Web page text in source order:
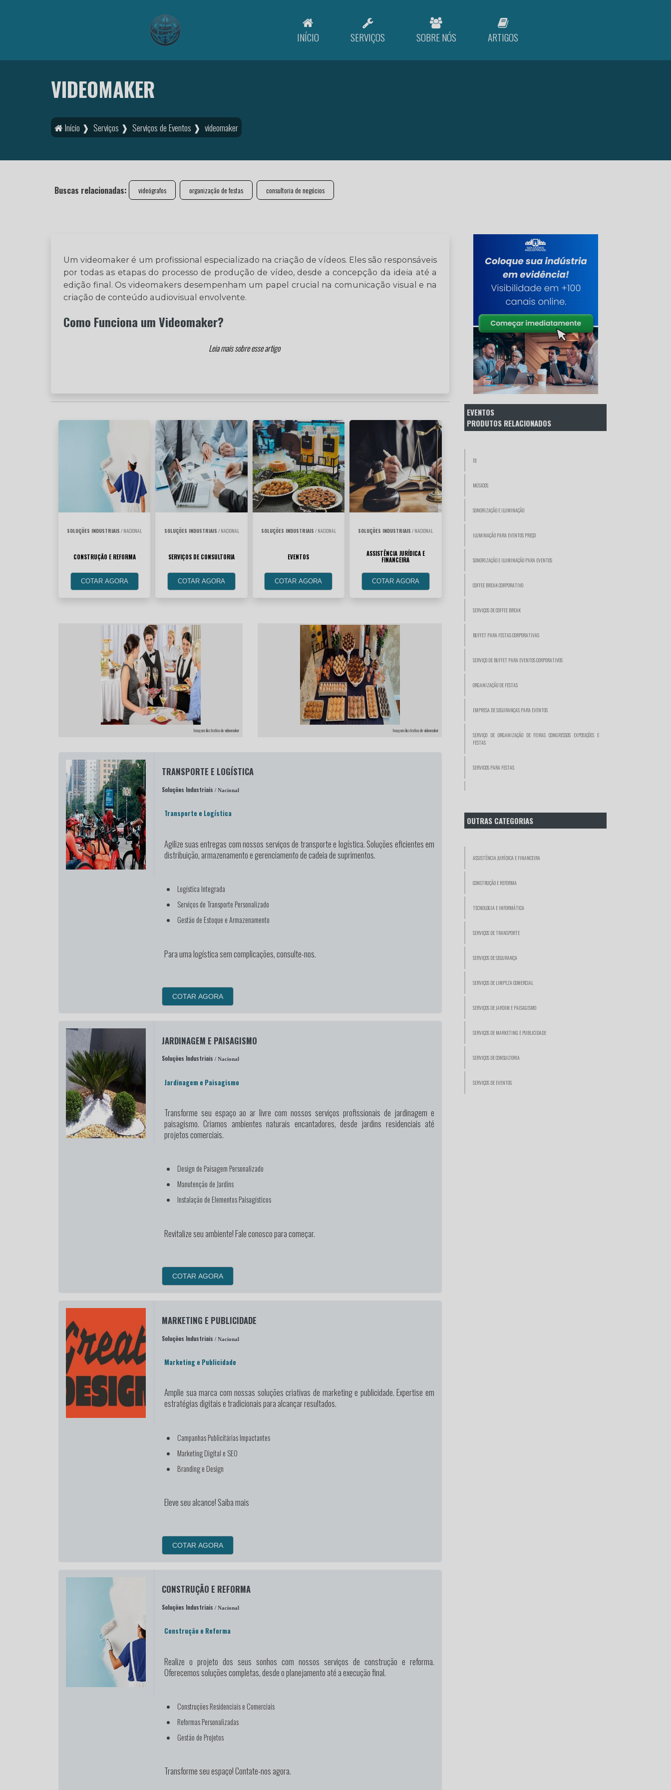
INÍCIO SERVIÇOS SOBRE NÓS ARTIGOS
VIDEOMAKER
Início ❱ Serviços ❱ Serviços de Eventos ❱ videomaker
Buscas relacionadas: videógrafos organização de festas consultoria de negócios
Um videomaker é um profissional especializado na criação de vídeos. Eles são responsáveis
por todas as etapas do processo de produção de vídeo, desde a concepção da ideia até a
edição final. Os videomakers desempenham um papel crucial na comunicação visual e na
criação de conteúdo audiovisual envolvente.
Como Funciona um Videomaker?
SOLUÇÕES INDUSTRIAIS / NACIONAL
CONSTRUÇÃO E REFORMA
COTAR AGORA
SOLUÇÕES INDUSTRIAIS / NACIONAL
SERVIÇOS DE CONSULTORIA
COTAR AGORA
SOLUÇÕES INDUSTRIAIS / NACIONAL
EVENTOS
COTAR AGORA
SOLUÇÕES INDUSTRIAIS / NACIONAL
ASSISTÊNCIA JURÍDICA E
FINANCEIRA
COTAR AGORA
Imagem ilustrativa de videomaker Imagem ilustrativa de videomaker
TRANSPORTE E LOGÍSTICA
Soluções Industriais / Nacional
Transporte e Logística
Agilize suas entregas com nossos serviços de transporte e logística. Soluções eficientes em
distribuição, armazenamento e gerenciamento de cadeia de suprimentos.
Logística Integrada
Serviços de Transporte Personalizado
Gestão de Estoque e Armazenamento
Para uma logística sem complicações, consulte-nos.
COTAR AGORA
JARDINAGEM E PAISAGISMO
Soluções Industriais / Nacional
Jardinagem e Paisagismo
Transforme seu espaço ao ar livre com nossos serviços profissionais de jardinagem e
paisagismo. Criamos ambientes naturais encantadores, desde jardins residenciais até
projetos comerciais.
Design de Paisagem Personalizado
Manutenção de Jardins
Instalação de Elementos Paisagísticos
Revitalize seu ambiente! Fale conosco para começar.
COTAR AGORA
MARKETING E PUBLICIDADE
Soluções Industriais / Nacional
Marketing e Publicidade
Amplie sua marca com nossas soluções criativas de marketing e publicidade. Expertise em
estratégias digitais e tradicionais para alcançar resultados.
Campanhas Publicitárias Impactantes
Marketing Digital e SEO
Branding e Design
Eleve seu alcance! Saiba mais
COTAR AGORA
CONSTRUÇÃO E REFORMA
Soluções Industriais / Nacional
Construção e Reforma
Realize o projeto dos seus sonhos com nossos serviços de construção e reforma.
Oferecemos soluções completas, desde o planejamento até a execução final.
Construções Residenciais e Comerciais
Reformas Personalizadas
Gestão de Projetos
Transforme seu espaço! Contate-nos agora.
EVENTOS
PRODUTOS RELACIONADOS
DJ
MÚSICOS
SONORIZAÇÃO E ILUMINAÇÃO
ILUMINAÇÃO PARA EVENTOS PREÇO
SONORIZAÇÃO E ILUMINAÇÃO PARA EVENTOS
COFFEE BREAK CORPORATIVO
SERVIÇOS DE COFFEE BREAK
BUFFET PARA FESTAS CORPORATIVAS
SERVIÇO DE BUFFET PARA EVENTOS CORPORATIVOS
ORGANIZAÇÃO DE FESTAS
EMPRESA DE SEGURANÇAS PARA EVENTOS
SERVIÇO DE ORGANIZAÇÃO DE FEIRAS CONGRESSOS EXPOSIÇÕES E
FESTAS
SERVICOS PARA FESTAS
SERVIÇOS DE EVENTOS
OUTRAS CATEGORIAS
ASSISTÊNCIA JURÍDICA E FINANCEIRA
CONSTRUÇÃO E REFORMA
TECNOLOGIA E INFORMÁTICA
SERVIÇOS DE TRANSPORTE
SERVIÇOS DE SEGURANÇA
SERVIÇOS DE LIMPEZA COMERCIAL
SERVIÇOS DE JARDIM E PAISAGISMO
SERVIÇOS DE MARKETING E PUBLICIDADE
SERVIÇOS DE CONSULTORIA
SERVIÇOS DE EVENTOS